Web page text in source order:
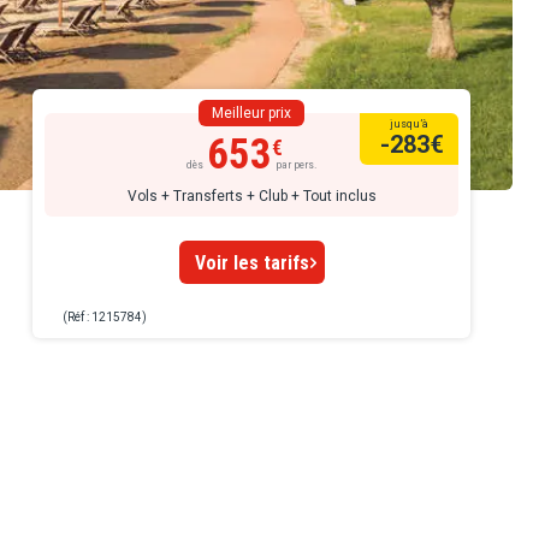
Meilleur prix
dès 653 par pers.
Vols + Transferts + Club + Tout inclus
jusqu’à
-283€
Voir les tarifs
(Réf : 1215784)